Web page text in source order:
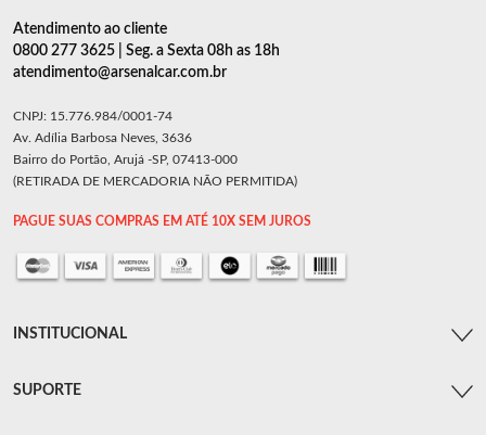
Atendimento ao cliente
0800 277 3625 | Seg. a Sexta 08h as 18h
atendimento@arsenalcar.com.br
CNPJ: 15.776.984/0001-74
Av. Adília Barbosa Neves, 3636
Bairro do Portão, Arujá -SP, 07413-000
(RETIRADA DE MERCADORIA NÃO PERMITIDA)
PAGUE SUAS COMPRAS EM ATÉ 10X SEM JUROS
INSTITUCIONAL
SUPORTE